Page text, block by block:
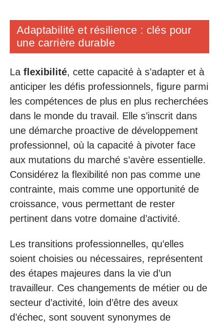
Adaptabilité et résilience : clés pour
une carrière durable
La flexibilité, cette capacité à s’adapter et à
anticiper les défis professionnels, figure parmi
les compétences de plus en plus recherchées
dans le monde du travail. Elle s’inscrit dans
une démarche proactive de développement
professionnel, où la capacité à pivoter face
aux mutations du marché s’avère essentielle.
Considérez la flexibilité non pas comme une
contrainte, mais comme une opportunité de
croissance, vous permettant de rester
pertinent dans votre domaine d’activité.
Les transitions professionnelles, qu’elles
soient choisies ou nécessaires, représentent
des étapes majeures dans la vie d’un
travailleur. Ces changements de métier ou de
secteur d’activité, loin d’être des aveux
d’échec, sont souvent synonymes de